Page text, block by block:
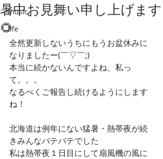
music
life
暑中お見舞い申し上げます
🌻
全然更新しないうちにもうお盆休みに
なりましたー(￣▽￣;)
本当に続かないんですよね、私っ
て。。。
なるべくご報告し続けるようにします
ね！
北海道は例年にない猛暑・熱帯夜が続
きみんなバテバテでした
私は熱帯夜１日目にして扇風機の風に